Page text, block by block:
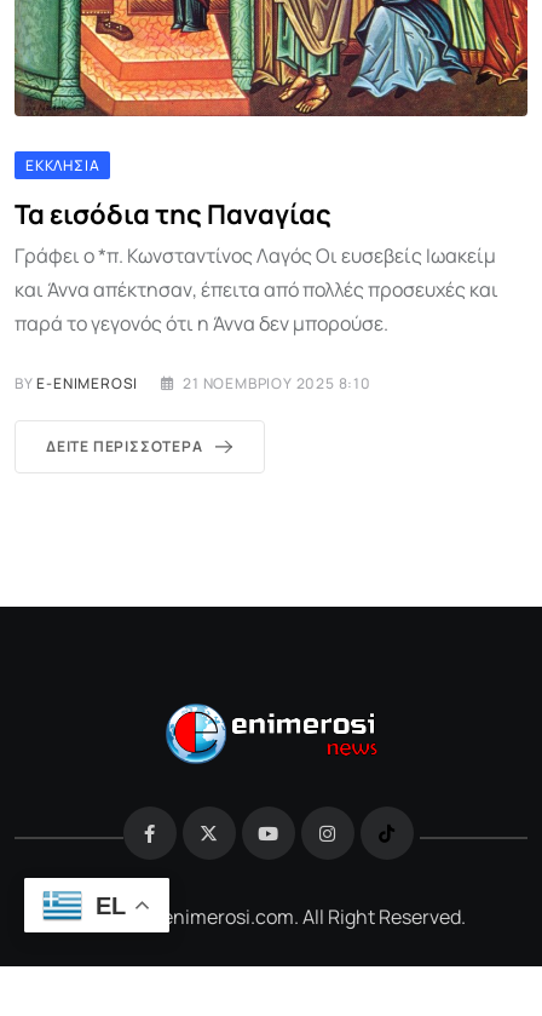
ΕΚΚΛΗΣΊΑ
Τα εισόδια της Παναγίας
Γράφει ο *π. Κωνσταντίνος Λαγός Οι ευσεβείς Ιωακείμ
και Άννα απέκτησαν, έπειτα από πολλές προσευχές και
παρά το γεγονός ότι η Άννα δεν μπορούσε.
BYE-ENIMEROSI 21 ΝΟΕΜΒΡΊΟΥ 2025 8:10
ΔΕΊΤΕ ΠΕΡΙΣΣΌΤΕΡΑ
@2026 e-enimerosi.com. All Right Reserved.
EL